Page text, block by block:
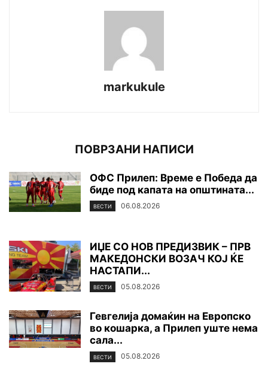
markukule
ПОВРЗАНИ НАПИСИ
ОФС Прилеп: Време е Победа да
биде под капата на општината...
ВЕСТИ 06.08.2026
ИЏЕ СО НОВ ПРЕДИЗВИК – ПРВ
МАКЕДОНСКИ ВОЗАЧ КОЈ ЌЕ
НАСТАПИ...
ВЕСТИ 05.08.2026
Гевгелија домаќин на Европско
во кошарка, а Прилеп уште нема
сала...
ВЕСТИ 05.08.2026